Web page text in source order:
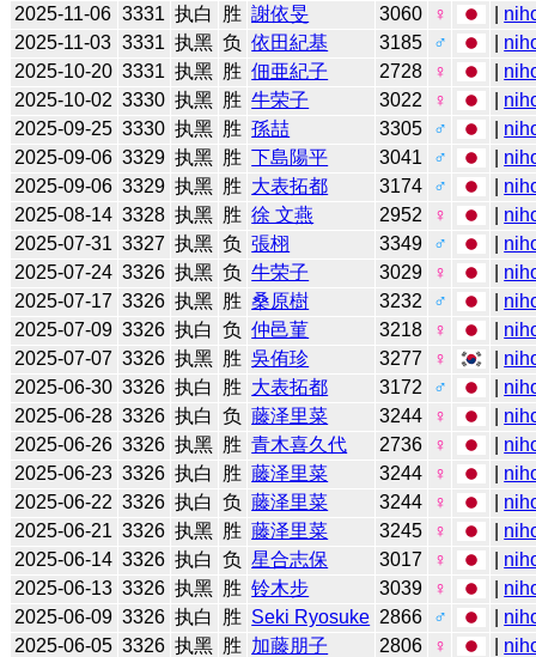
2025-11-06 3331 执白 胜 謝依旻 3060 ♀
2025-11-03 3331 执黑 负 依田紀基 3185 ♂
2025-10-20 3331 执黑 胜 佃亜紀子 2728 ♀
2025-10-02 3330 执黑 胜 牛荣子 3022 ♀
2025-09-25 3330 执黑 胜 孫喆 3305 ♂
2025-09-06 3329 执黑 胜 下島陽平 3041 ♂
2025-09-06 3329 执黑 胜 大表拓都 3174 ♂
2025-08-14 3328 执黑 胜 徐 文燕 2952 ♀
2025-07-31 3327 执黑 负 張栩 3349 ♂
2025-07-24 3326 执黑 负 牛荣子 3029 ♀
2025-07-17 3326 执黑 胜 桑原樹 3232 ♂
2025-07-09 3326 执白 负 仲邑菫 3218 ♀
2025-07-07 3326 执黑 胜 吳侑珍 3277 ♀
2025-06-30 3326 执白 胜 大表拓都 3172 ♂
2025-06-28 3326 执白 负 藤泽里菜 3244 ♀
2025-06-26 3326 执黑 胜 青木喜久代 2736 ♀
2025-06-23 3326 执白 胜 藤泽里菜 3244 ♀
2025-06-22 3326 执白 负 藤泽里菜 3244 ♀
2025-06-21 3326 执黑 胜 藤泽里菜 3245 ♀
2025-06-14 3326 执白 负 星合志保 3017 ♀
2025-06-13 3326 执黑 胜 铃木步 3039 ♀
2025-06-09 3326 执白 胜 Seki Ryosuke 2866 ♂
2025-06-05 3326 执黑 胜 加藤朋子 2806 ♀